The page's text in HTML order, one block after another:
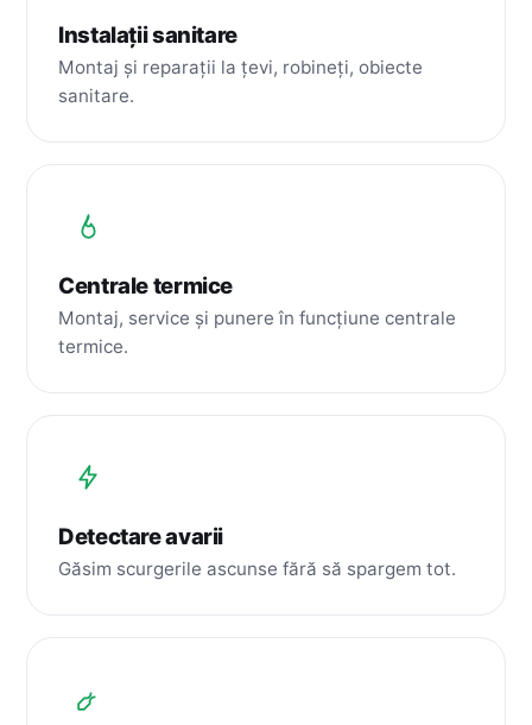
Instalații sanitare
Montaj și reparații la țevi, robineți, obiecte
sanitare.
Centrale termice
Montaj, service și punere în funcțiune centrale
termice.
Detectare avarii
Găsim scurgerile ascunse fără să spargem tot.